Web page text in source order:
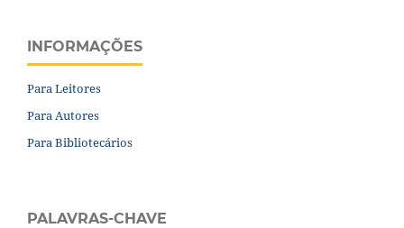
INFORMAÇÕES
Para Leitores
Para Autores
Para Bibliotecários
PALAVRAS-CHAVE